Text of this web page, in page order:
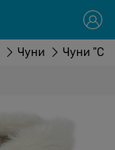
Чуни Чуни